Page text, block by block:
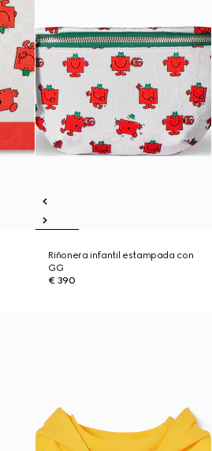
Riñonera infantil estampada con
GG
€ 390